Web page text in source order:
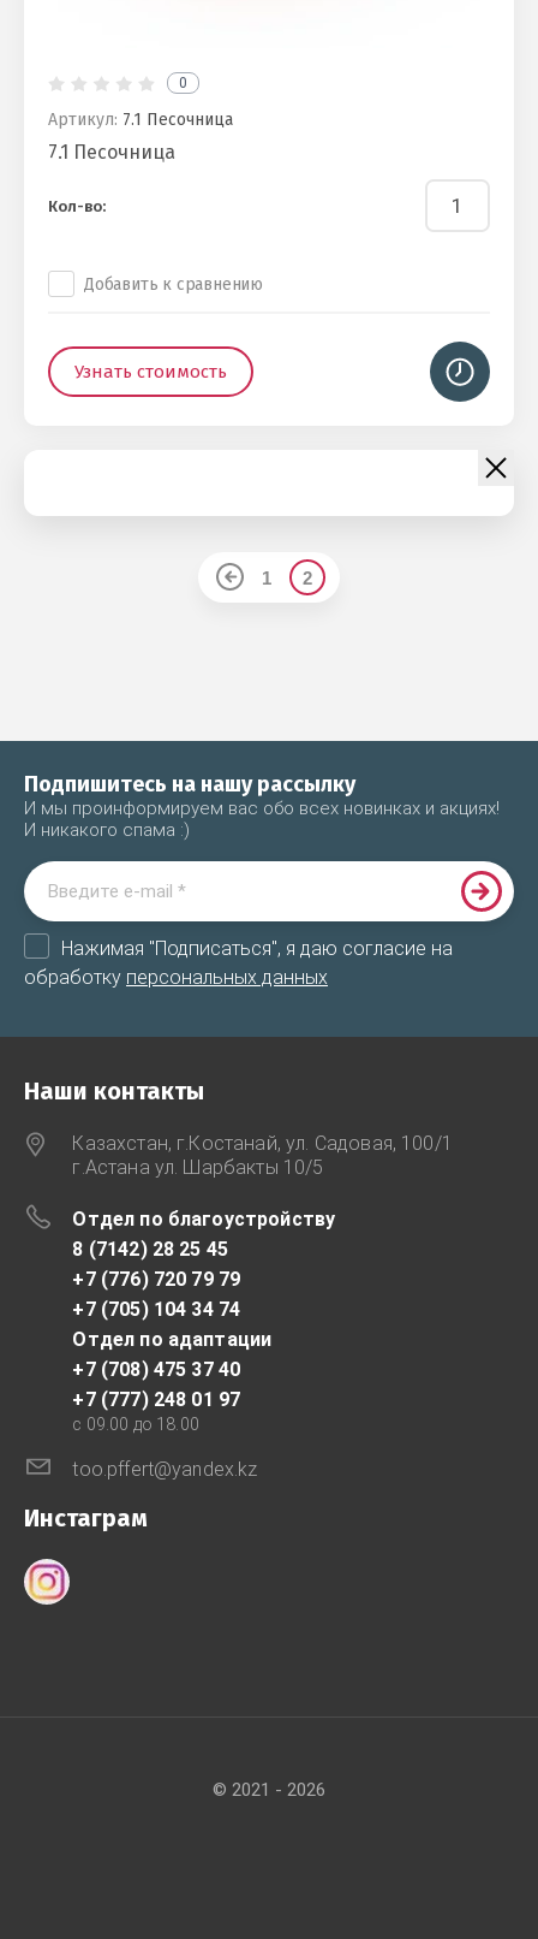
0
Артикул: 7.1 Песочница
7.1 Песочница
Кол-во:
Добавить к сравнению
Узнать стоимость
1 2
Подпишитесь на нашу рассылку
И мы проинформируем вас обо всех новинках и акциях!
И никакого спама :)
Нажимая "Подписаться", я даю согласие на
обработку персональных данных
Наши контакты
Казахстан, г.Костанай, ул. Садовая, 100/1
г.Астана ул. Шарбакты 10/5
Отдел по благоустройству
8 (7142) 28 25 45
+7 (776) 720 79 79
+7 (705) 104 34 74
Отдел по адаптации
+7 (708) 475 37 40
+7 (777) 248 01 97
с 09.00 до 18.00
too.pffert@yandex.kz
Инстаграм
© 2021 - 2026